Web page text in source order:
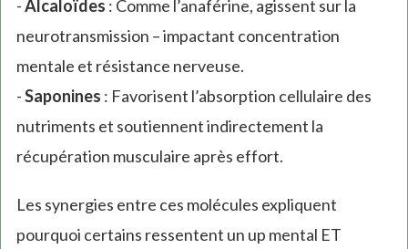
-Alcaloïdes : Comme l’anaférine, agissent sur la
neurotransmission – impactant concentration
mentale et résistance nerveuse.
-Saponines : Favorisent l’absorption cellulaire des
nutriments et soutiennent indirectement la
récupération musculaire après effort.
Les synergies entre ces molécules expliquent
pourquoi certains ressentent un up mental ET